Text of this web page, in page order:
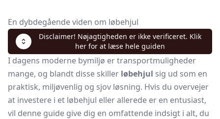
En dybdegående viden om løbehjul
Disclaimer! Nøjagtigheden er ikke verificeret. Klik
her for at læse hele guiden
I dagens moderne bymiljø er transportmuligheder
mange, og blandt disse skiller løbehjul sig ud som en
praktisk, miljøvenlig og sjov løsning. Hvis du overvejer
at investere i et løbehjul eller allerede er en entusiast,
vil denne guide give dig en omfattende indsigt i alt, du